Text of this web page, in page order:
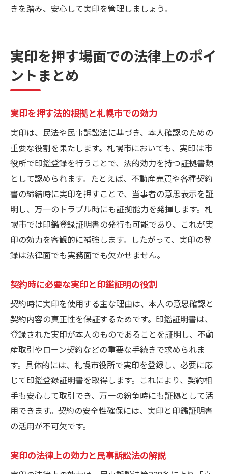
きを踏み、安心して実印を管理しましょう。
実印を押す場面での法律上のポイ
ントまとめ
実印を押す法的根拠と札幌市での効力
実印は、民法や民事訴訟法に基づき、本人確認のための
重要な役割を果たします。札幌市においても、実印は市
役所で印鑑登録を行うことで、法的効力を持つ証拠書類
として認められます。たとえば、不動産売買や各種契約
書の締結時に実印を押すことで、当事者の意思表示を証
明し、万一のトラブル時にも証拠能力を発揮します。札
幌市では印鑑登録証明書の発行も可能であり、これが実
印の効力を客観的に補強します。したがって、実印の登
録は法律面でも実務面でも欠かせません。
契約時に必要な実印と印鑑証明の役割
契約時に実印を使用する主な理由は、本人の意思確認と
契約内容の真正性を保証するためです。印鑑証明書は、
登録された実印が本人のものであることを証明し、不動
産取引やローン契約などの重要な手続きで求められま
す。具体的には、札幌市役所で実印を登録し、必要に応
じて印鑑登録証明書を取得します。これにより、契約相
手も安心して取引でき、万一の紛争時にも証拠として活
用できます。契約の安全性確保には、実印と印鑑証明書
の活用が不可欠です。
実印の法律上の効力と民事訴訟法の解説